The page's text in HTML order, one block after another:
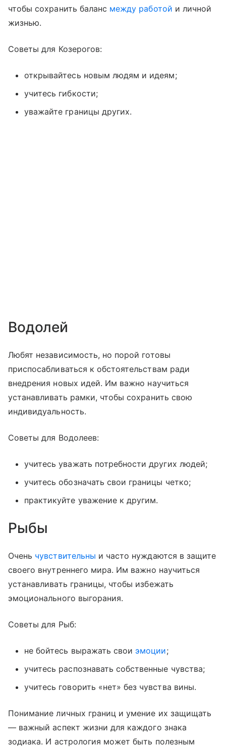
чтобы сохранить баланс между работой и личной
жизнью.
Советы для Козерогов:
открывайтесь новым людям и идеям;
учитесь гибкости;
уважайте границы других.
Водолей
Любят независимость, но порой готовы
приспосабливаться к обстоятельствам ради
внедрения новых идей. Им важно научиться
устанавливать рамки, чтобы сохранить свою
индивидуальность.
Советы для Водолеев:
учитесь уважать потребности других людей;
учитесь обозначать свои границы четко;
практикуйте уважение к другим.
Рыбы
Очень чувствительны и часто нуждаются в защите
своего внутреннего мира. Им важно научиться
устанавливать границы, чтобы избежать
эмоционального выгорания.
Советы для Рыб:
не бойтесь выражать свои эмоции;
учитесь распознавать собственные чувства;
учитесь говорить «нет» без чувства вины.
Понимание личных границ и умение их защищать
— важный аспект жизни для каждого знака
зодиака. И астрология может быть полезным